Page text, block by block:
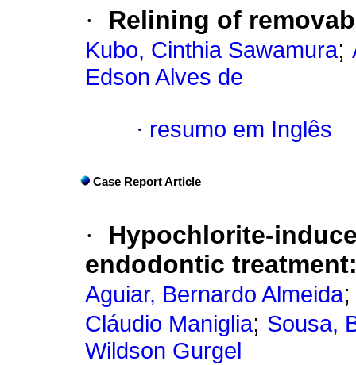
· Relining of
Kubo, Cinthia Sawamura;
Edson Alves de
· resumo em Inglês
Case Report Article
·
Hypochlorite-
endodontic
Aguiar, Bernardo Almeida
Cláudio Maniglia; Sousa,
Wildson Gurgel